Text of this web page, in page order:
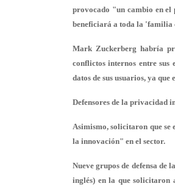
provocado "un cambio en el
beneficiará a toda la 'familia
Mark Zuckerberg habría
conflictos internos entre sus
datos de sus usuarios, ya
Defensores de la privacidad
Asimismo, solicitaron que
la innovación" en el sector.
Nueve grupos de defensa
inglés) en la que solicitaron